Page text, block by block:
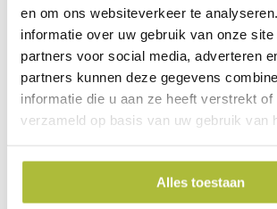
en om ons websiteverkeer te
informatie over uw gebruik van onze site
partners voor social media, adverteren
partners kunnen deze gegevens
informatie die u aan ze heeft verstrekt of
verzameld op basis van uw gebruik van
Alles toestaan
Pyracantha Dart’s Red
(Vuurdoorn) 120x155 cm
(Olijfwilg)
bxh